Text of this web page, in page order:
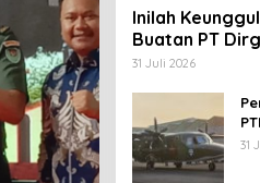
Inilah
Buatan PT
Dukung
31 Juli 2026
31